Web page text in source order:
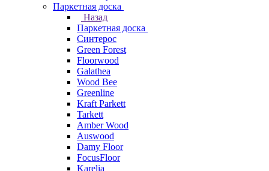
Паркетная доска
Назад
Паркетная доска
Синтерос
Green Forest
Floorwood
Galathea
Wood Bee
Greenline
Kraft Parkett
Tarkett
Amber Wood
Auswood
Damy Floor
FocusFloor
Karelia